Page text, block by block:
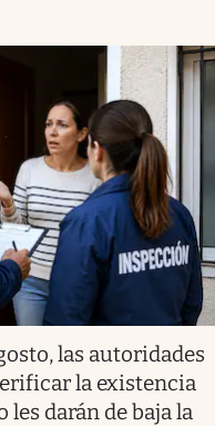
las autoridades
la existencia
les darán de baja la